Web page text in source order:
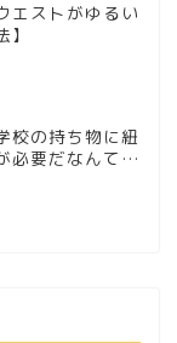
エストがゆるい
校の持ち物に紐
必要だなんて…